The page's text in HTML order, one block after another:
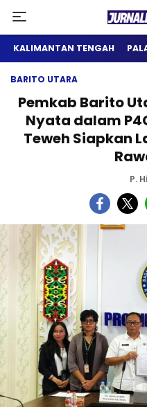
Satu
KALIMANTAN TENGAH
BARITO UTARA
Pemkab Barito
Nyata dalam
Teweh Siapkan
P.